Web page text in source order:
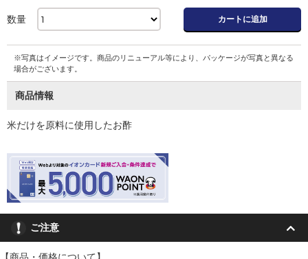
数量 カートに追加
※写真はイメージです。商品のリニューアル等により、パッケージが写真と異なる
場合がございます。
商品情報
米だけを原料に使用したお酢
ご注意